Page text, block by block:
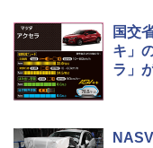
国交
キ」
ラ」